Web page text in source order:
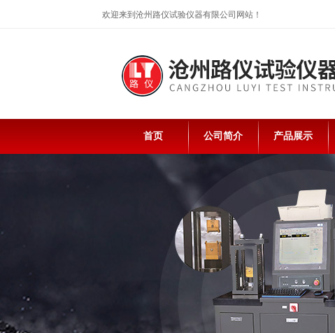
欢迎来到沧州路仪试验仪器有限公司网站！
首页 公司简介 产品展示